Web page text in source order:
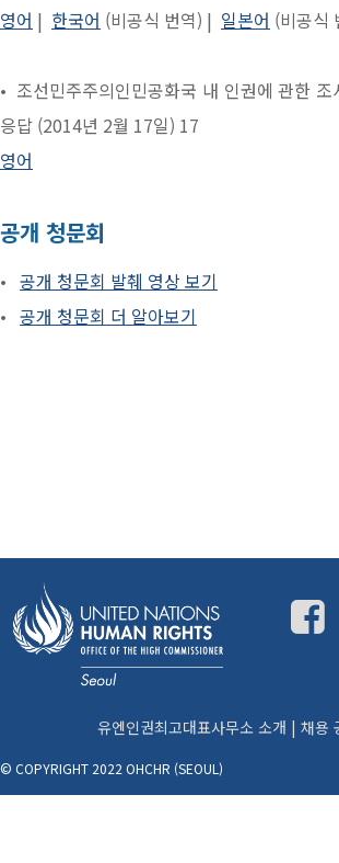
영어 | 한국어 (비공식 번역) | 일본어 (비공식
• 조선민주주의인민공화국 내 인권에 관한 조
응답 (2014년 2월 17일) 17
영어
공개 청문회
• 공개 청문회 발췌 영상 보기
• 공개 청문회 더 알아보기
유엔인권최고대표사무소 소개 | 채용
© COPYRIGHT 2022 OHCHR (SEOUL)